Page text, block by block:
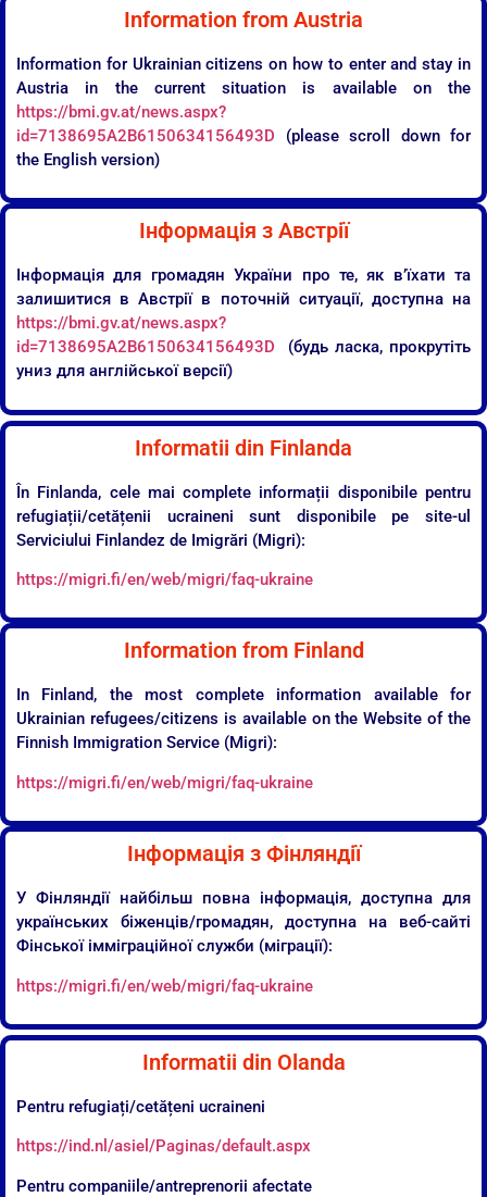
Information from Austria
Information for Ukrainian citizens on how to enter and stay in
Austria in the current situation is available on the
https://bmi.gv.at/news.aspx?
id=7138695A2B6150634156493D (please scroll down for
the English version)
Інформація з Австрії
Інформація для громадян України про те, як в’їхати та
залишитися в Австрії в поточній ситуації, доступна на
https://bmi.gv.at/news.aspx?
id=7138695A2B6150634156493D (будь ласка, прокрутіть
униз для англійської версії)
Informatii din Finlanda
În Finlanda, cele mai complete informații disponibile pentru
refugiații/cetățenii ucraineni sunt disponibile pe site-ul
Serviciului Finlandez de Imigrări (Migri):
https://migri.fi/en/web/migri/faq-ukraine
Information from Finland
In Finland, the most complete information available for
Ukrainian refugees/citizens is available on the Website of the
Finnish Immigration Service (Migri):
https://migri.fi/en/web/migri/faq-ukraine
Інформація з Фінляндії
У Фінляндії найбільш повна інформація, доступна для
українських біженців/громадян, доступна на веб-сайті
Фінської імміграційної служби (міграції):
https://migri.fi/en/web/migri/faq-ukraine
Informatii din Olanda
Pentru refugiați/cetățeni ucraineni
https://ind.nl/asiel/Paginas/default.aspx
Pentru companiile/antreprenorii afectate